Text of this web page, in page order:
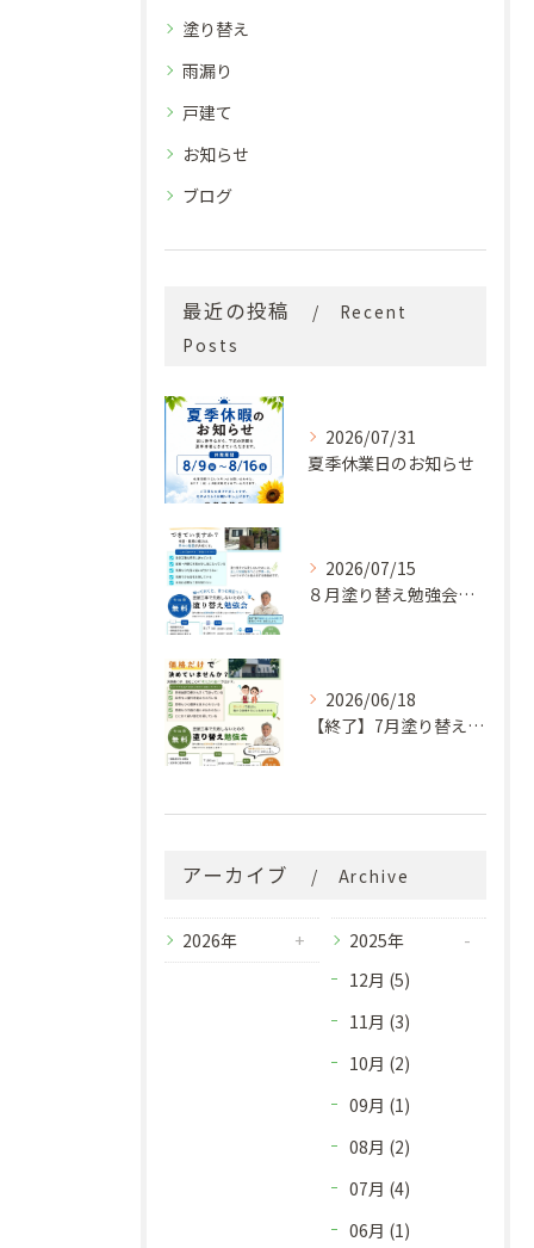
塗り替え
雨漏り
戸建て
お知らせ
ブログ
最近の投稿
Recent
Posts
2026/07/31
夏季休業日のお知らせ
2026/07/15
８月塗り替え勉強会開催のお知らせ
2026/06/18
【終了】7月塗り替え勉強会のお知らせ
アーカイブ Archive
2026年
2025年
12月 (5)
11月 (3)
10月 (2)
09月 (1)
08月 (2)
07月 (4)
06月 (1)